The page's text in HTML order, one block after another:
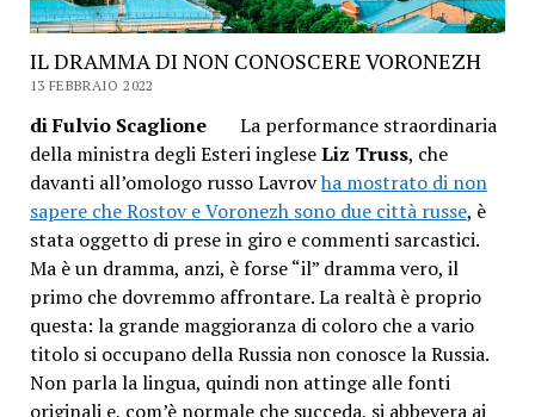
IL DRAMMA DI NON CONOSCERE VORONEZH
13 FEBBRAIO 2022
di Fulvio ScaglioneLa performance straordinaria
della ministra degli Esteri ingleseLiz Truss, che
davanti all’omologo russo Lavrovha mostrato di non
sapere che Rostov e Voronezh sono due città russe, è
stata oggetto di prese in giro e commenti sarcastici.
Ma è un dramma, anzi, è forse “il” dramma vero, il
primo che dovremmo affrontare. La realtà è proprio
questa: la grande maggioranza di coloro che a vario
titolo si occupano della Russia non conosce la Russia.
Non parla la lingua, quindi non attinge alle fonti
originali e, com’è normale che succeda, si abbevera ai